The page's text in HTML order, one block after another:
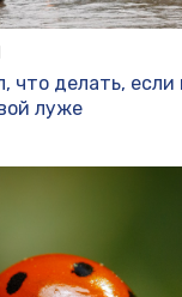
что делать,
луже